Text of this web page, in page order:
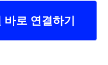
바로 연결하기